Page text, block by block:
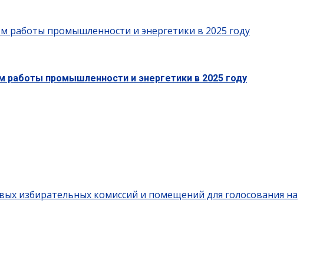
работы промышленности и энергетики в 2025 году
работы промышленности и энергетики в 2025 году
избирательных комиссий и помещений для голосования на